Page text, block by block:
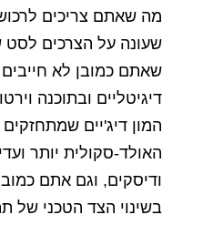
מה שאתם צריכים
שעונה על הצרכים לסט
שאתם כמובן לא
דיגיטליים ובתוכנה
המון דיג'יים
האולד-סקולית יותר
ודיסקים, וגם אתם
בשינוי הצד הטכני של